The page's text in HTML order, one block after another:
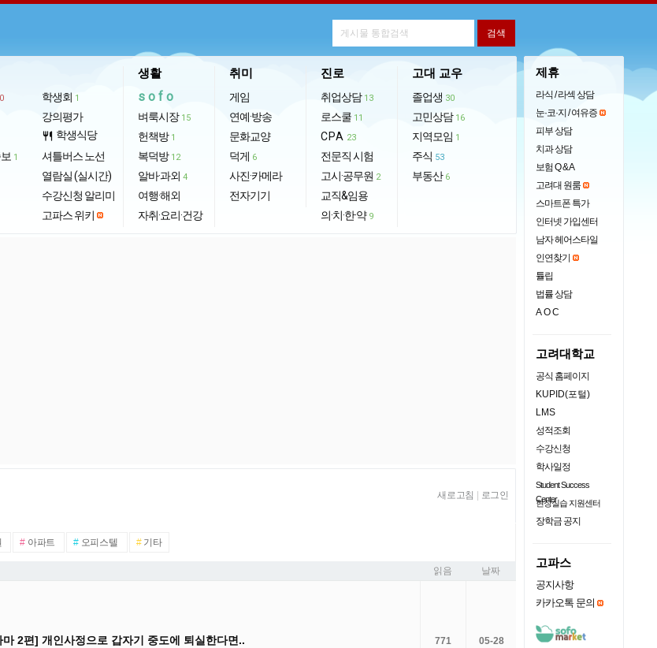
1
학생회 1
강의평가
restaurant 학생식당
셔틀버스 노선
열람실 (실시간)
수강신청 알리미
고파스 위키
생활
sofo
벼룩시장 15
헌책방 1
복덕방 12
알바·과외 4
여행·해외
자취·요리·건강
취미
게임
연예·방송
문화교양
덕게 6
사진·카메라
전자기기
진로
취업상담 13
로스쿨 11
CPA 23
전문직 시험
고시·공무원 2
교직&임용
의·치·한·약 9
고대 교우
졸업생 30
고민상담 16
지역모임 1
주식 53
부동산 6
새로고침 로그인
#아파트 #오피스텔 #기타
읽음 날짜
2편] 개인사정으로 갑자기 중도에 퇴실한다면.. 771 05-28
제휴
라식 / 라섹 상담
눈·코·지 / 여유증
피부 상담
치과 상담
보험 Q & A
고려대 원룸
스마트폰 특가
인터넷 가입센터
남자 헤어스타일
인연찾기
튤립
법률 상담
AOC
고려대학교
공식 홈페이지
KUPID(포털)
LMS
성적조회
수강신청
학사일정
Student Success
Center
현장실습 지원센터
장학금 공지
고파스
공지사항
카카오톡 문의